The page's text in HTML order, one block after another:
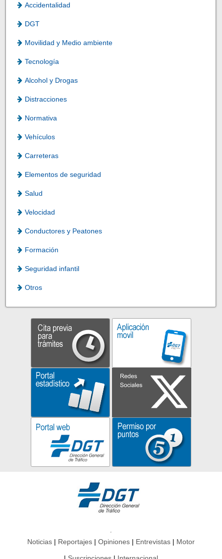
Accidentalidad
DGT
Movilidad y Medio ambiente
Tecnología
Alcohol y Drogas
Distracciones
Normativa
Vehículos
Carreteras
Elementos de seguridad
Salud
Velocidad
Conductores y Peatones
Formación
Seguridad infantil
Otros
Noticias Reportajes Opiniones Entrevistas Motor